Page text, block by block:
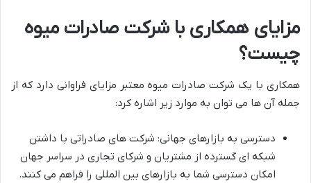
مزایای همکاری با شرکت صادرات میوه
چیست؟
همکاری با یک شرکت صادرات میوه معتبر مزایای فراوانی دارد که از
جمله آن ها می توان به موارد زیر اشاره کرد:
دسترسی به بازارهای جهانی: شرکت های صادراتی با داشتن
شبکه ای گسترده از مشتریان و شرکای تجاری در سراسر جهان
امکان دسترسی شما به بازارهای بین المللی را فراهم می کنند.